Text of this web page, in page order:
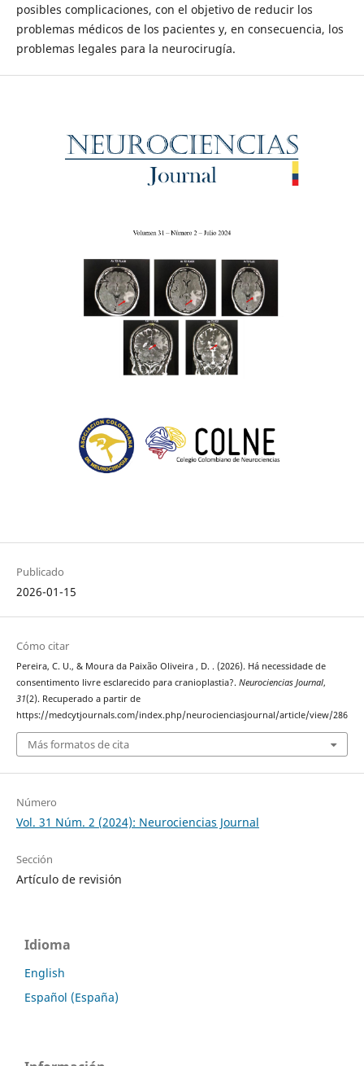
posibles complicaciones, con el objetivo de reducir los
problemas médicos de los pacientes y, en consecuencia, los
problemas legales para la neurocirugía.
Publicado
2026-01-15
Cómo citar
Pereira, C. U., & Moura da Paixão Oliveira , D. . (2026). Há necessidade de
consentimento livre esclarecido para cranioplastia?. Neurociencias Journal,
31(2). Recuperado a partir de
https://medcytjournals.com/index.php/neurocienciasjournal/article/view/286
Más formatos de cita
Número
Vol. 31 Núm. 2 (2024): Neurociencias Journal
Sección
Artículo de revisión
Idioma
English
Español (España)